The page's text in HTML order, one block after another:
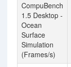
CompuBench
1.5 Desktop -
Ocean
Surface
Simulation
(Frames/s)